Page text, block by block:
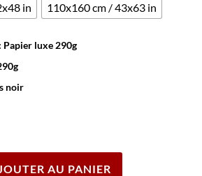
in
110x160 cm / 43x63 in
: Papier luxe 290g
noir
AU PANIER